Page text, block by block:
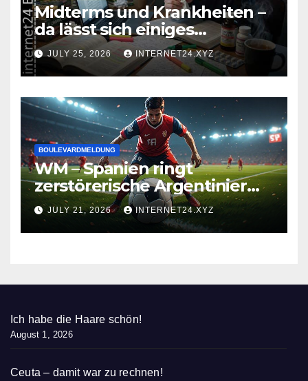
Midterms und Krankheiten –
da lässt sich einiges
zusammenbrauen!
JULY 25, 2026 INTERNET24.XYZ
BOULEVARDMELDUNG
WM – Spanien ringt
zerstörerische Argentinier
nieder
JULY 21, 2026 INTERNET24.XYZ
Ich habe die Haare schön!
August 1, 2026
Ceuta – damit war zu rechnen!